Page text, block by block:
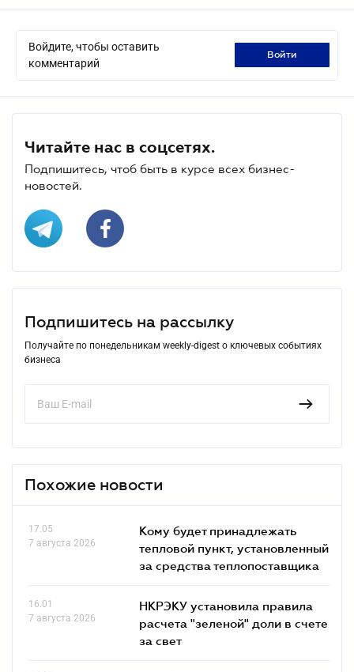
Войдите, чтобы оставить
комментарий
войти
Читайте нас в соцсетях.
Подпишитесь, чтоб быть в курсе всех бизнес-
новостей.
Подпишитесь на рассылку
Получайте по понедельникам weekly-digest о ключевых событиях
бизнеса
Похожие новости
17.05
7 августа 2026
Кому будет принадлежать
тепловой пункт, установленный
за средства теплопоставщика
16.01
7 августа 2026
НКРЭКУ установила правила
расчета "зеленой" доли в счете
за свет